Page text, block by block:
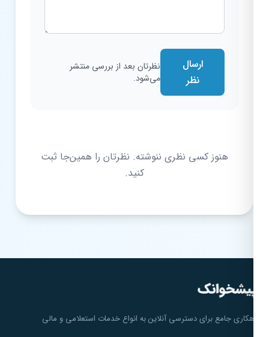
ارسال
نظرتان بعد از بررسی منتشر
می‌شود.
هنوز کسی نظری ننوشته. نظرتان را همین‌جا ثبت
کنید.
جامع برای دسترسی آنلاین به انواع خدمات استعلامی و مالی